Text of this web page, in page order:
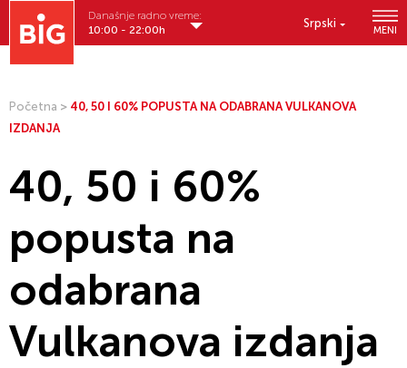
Srpski
MENI
Današnje radno vreme:
10:00 - 22:00h
Početna > 40, 50 I 60% POPUSTA NA ODABRANA VULKANOVA
IZDANJA
40, 50 i 60%
popusta na
odabrana
Vulkanova izdanja